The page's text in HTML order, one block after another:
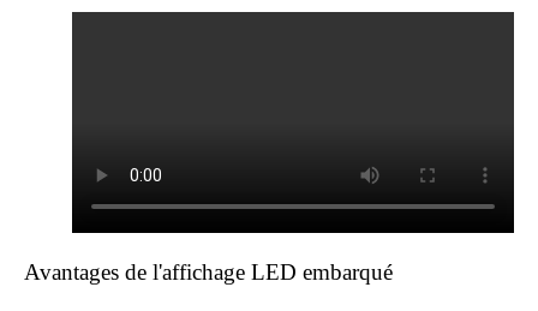
Avantages de l'affichage LED embarqué